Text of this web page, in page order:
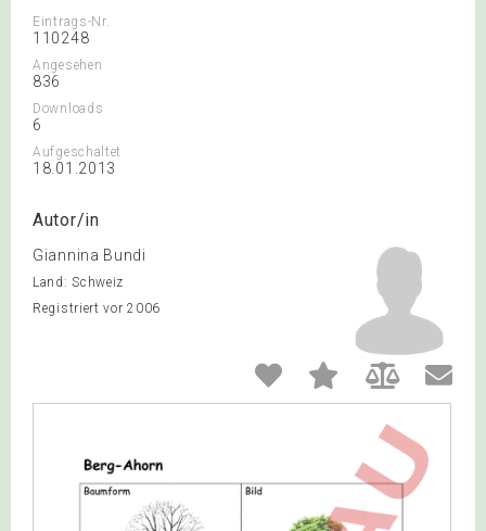
Eintrags-Nr.
110248
Angesehen
836
Downloads
6
Aufgeschaltet
18.01.2013
Autor/in
Giannina Bundi
Land: Schweiz
Registriert vor 2006